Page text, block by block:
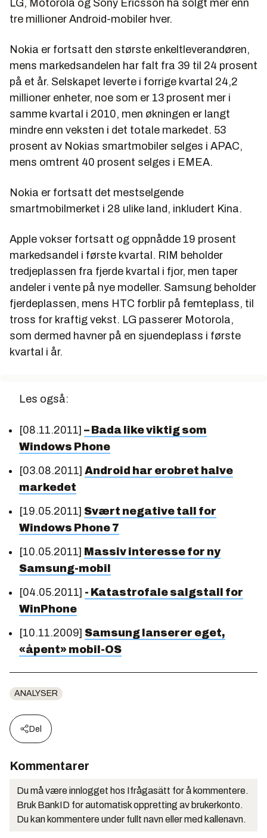
LG, Motorola og Sony Ericsson ha solgt mer enn
tre millioner Android-mobiler hver.
Nokia er fortsatt den største enkeltleverandøren,
mens markedsandelen har falt fra 39 til 24 prosent
på et år. Selskapet leverte i forrige kvartal 24,2
millioner enheter, noe som er 13 prosent mer i
samme kvartal i 2010, men økningen er langt
mindre enn veksten i det totale markedet. 53
prosent av Nokias smartmobiler selges i APAC,
mens omtrent 40 prosent selges i EMEA.
Nokia er fortsatt det mestselgende
smartmobilmerket i 28 ulike land, inkludert Kina.
Apple vokser fortsatt og oppnådde 19 prosent
markedsandel i første kvartal. RIM beholder
tredjeplassen fra fjerde kvartal i fjor, men taper
andeler i vente på nye modeller. Samsung beholder
fjerdeplassen, mens HTC forblir på femteplass, til
tross for kraftig vekst. LG passerer Motorola,
som dermed havner på en sjuendeplass i første
kvartal i år.
Les også:
[08.11.2011] – Bada like viktig som
Windows Phone
[03.08.2011] Android har erobret halve
markedet
[19.05.2011] Svært negative tall for
Windows Phone 7
[10.05.2011] Massiv interesse for ny
Samsung-mobil
[04.05.2011] - Katastrofale salgstall for
WinPhone
[10.11.2009] Samsung lanserer eget,
«åpent» mobil-OS
ANALYSER
Del
Kommentarer
Du må være innlogget hos Ifrågasätt for å kommentere.
Bruk BankID for automatisk oppretting av brukerkonto.
Du kan kommentere under fullt navn eller med kallenavn.